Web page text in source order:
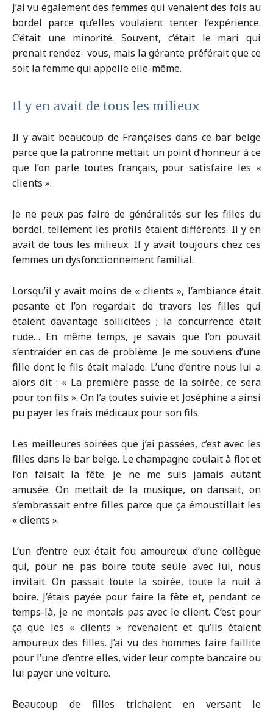
J’ai vu également des femmes qui venaient des fois au
bordel parce qu’elles voulaient tenter l’expérience.
C’était une minorité. Souvent, c’était le mari qui
prenait rendez- vous, mais la gérante préférait que ce
soit la femme qui appelle elle-même.
Il y en avait de tous les milieux
Il y avait beaucoup de Françaises dans ce bar belge
parce que la patronne mettait un point d’honneur à ce
que l’on parle toutes français, pour satisfaire les «
clients ».
Je ne peux pas faire de généralités sur les filles du
bordel, tellement les profils étaient différents. Il y en
avait de tous les milieux. Il y avait toujours chez ces
femmes un dysfonctionnement familial.
Lorsqu’il y avait moins de « clients », l’ambiance était
pesante et l’on regardait de travers les filles qui
étaient davantage sollicitées ; la concurrence était
rude… En même temps, je savais que l’on pouvait
s’entraider en cas de problème. Je me souviens d’une
fille dont le fils était malade. L’une d’entre nous lui a
alors dit : « La première passe de la soirée, ce sera
pour ton fils ». On l’a toutes suivie et Joséphine a ainsi
pu payer les frais médicaux pour son fils.
Les meilleures soirées que j’ai passées, c’est avec les
filles dans le bar belge. Le champagne coulait à flot et
l’on faisait la fête. je ne me suis jamais autant
amusée. On mettait de la musique, on dansait, on
s’embrassait entre filles parce que ça émoustillait les
« clients ».
L’un d’entre eux était fou amoureux d’une collègue
qui, pour ne pas boire toute seule avec lui, nous
invitait. On passait toute la soirée, toute la nuit à
boire. J’étais payée pour faire la fête et, pendant ce
temps-là, je ne montais pas avec le client. C’est pour
ça que les « clients » revenaient et qu’ils étaient
amoureux des filles. J’ai vu des hommes faire faillite
pour l’une d’entre elles, vider leur compte bancaire ou
lui payer une voiture.
Beaucoup de filles trichaient en versant le